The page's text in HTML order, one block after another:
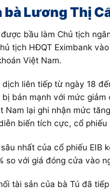
Lương Thị
bầu làm Chủ tịch
tịch HĐQT Eximbank
Việt Nam.
liên tiếp từ ngày 18
bán mạnh với mức
Nam lại ghi nhận mức
biến tích cực, cổ phiếu
nhất của cổ phiếu EIB
so với giá đóng cửa vào
tài sản của bà Tú đã